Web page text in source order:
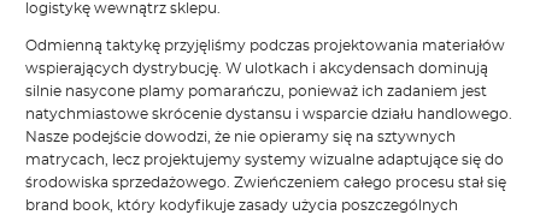
logistykę wewnątrz sklepu.
Odmienną taktykę przyjęliśmy podczas projektowania materiałów
wspierających dystrybucję. W ulotkach i akcydensach dominują
silnie nasycone plamy pomarańczu, ponieważ ich zadaniem jest
natychmiastowe skrócenie dystansu i wsparcie działu handlowego.
Nasze podejście dowodzi, że nie opieramy się na sztywnych
matrycach, lecz projektujemy systemy wizualne adaptujące się do
środowiska sprzedażowego. Zwieńczeniem całego procesu stał się
brand book, który kodyfikuje zasady użycia poszczególnych